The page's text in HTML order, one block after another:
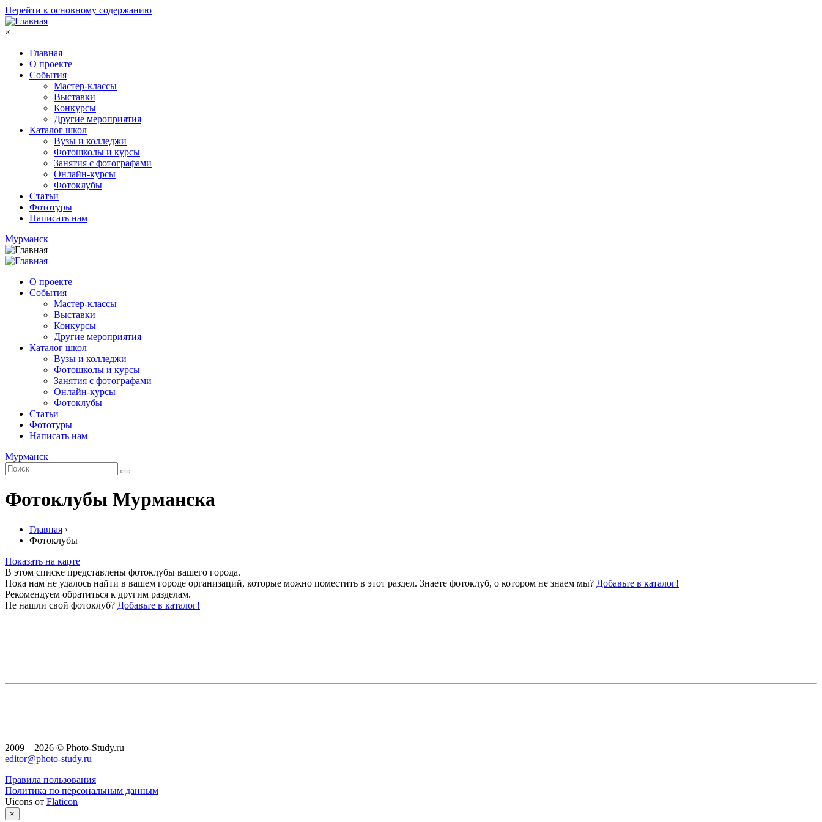
Перейти к основному содержанию
×
Главная
О проекте
События
Мастер-классы
Выставки
Конкурсы
Другие мероприятия
Каталог школ
Вузы и колледжи
Фотошколы и курсы
Занятия с фотографами
Онлайн-курсы
Фотоклубы
Статьи
Фототуры
Написать нам
Мурманск
О проекте
События
Мастер-классы
Выставки
Конкурсы
Другие мероприятия
Каталог школ
Вузы и колледжи
Фотошколы и курсы
Занятия с фотографами
Онлайн-курсы
Фотоклубы
Статьи
Фототуры
Написать нам
Мурманск
Фотоклубы Мурманска
Главная ›
Фотоклубы
Показать на карте
В этом списке представлены фотоклубы вашего города.
Пока нам не удалось найти в вашем городе организаций, которые можно поместить в этот раздел. Знаете фотоклуб, о котором не знаем мы? Добавьте в каталог!
Рекомендуем обратиться к другим разделам.
Не нашли свой фотоклуб? Добавьте в каталог!
2009—2026 © Photo-Study.ru
editor@photo-study.ru
Правила пользования
Политика по персональным данным
Uicons от Flaticon
×